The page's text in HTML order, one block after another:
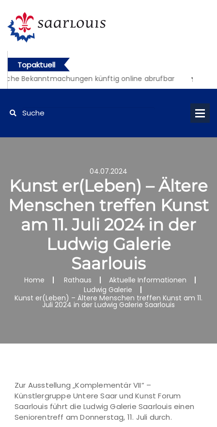
Topaktuell
Bekanntmachungen künftig online abrufbar
04.07.2024
Kunst er(Leben) – Ältere
Menschen treffen Kunst
am 11. Juli 2024 in der
Ludwig Galerie
Saarlouis
Home Rathaus
Aktuelle Informationen
Ludwig Galerie
Kunst er(Leben) – Ältere Menschen treffen Kunst am 11.
Juli 2024 in der Ludwig Galerie Saarlouis
Zur Ausstellung „Komplementär VII“ –
Künstlergruppe Untere Saar und Kunst Forum
Saarlouis führt die Ludwig Galerie Saarlouis einen
Seniorentreff am Donnerstag, 11. Juli durch.